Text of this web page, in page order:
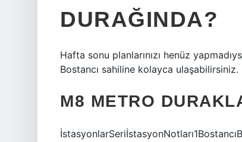
DURAĞINDA?
Hafta sonu planlarınızı henüz
Bostancı sahiline kolayca ulaşabilirsiniz.
M8 METRO